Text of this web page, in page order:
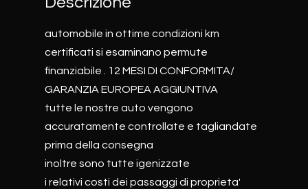
automobile in ottime condizioni km
certificati si esaminano permute
finanziabile . 12 MESI DI CONFORMITA/
GARANZIA EUROPEA AGGIUNTIVA
tutte le nostre auto vengono
accuratamente controllate e tagliandate
prima della consegna
inoltre sono tutte igenizzate
i relativi costi dei passaggi di proprieta'